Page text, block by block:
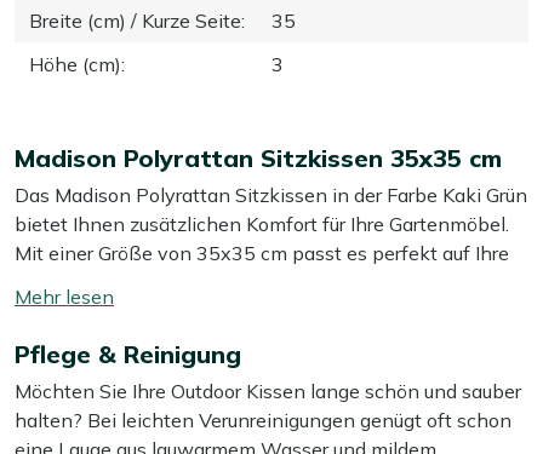
Breite (cm) / Kurze Seite:
35
Höhe (cm): 3
Madison Polyrattan Sitzkissen 35x35 cm
Das Madison Polyrattan Sitzkissen in der Farbe Kaki Grün
bietet Ihnen zusätzlichen Komfort für Ihre Gartenmöbel.
Mit einer Größe von 35x35 cm passt es perfekt auf Ihre
Sitzerlebnis. Der Bezug ist abnehmbar, was die Reinigung
besonders einfach macht. Dieses Sitzkissen ist eine
praktische Ergänzung für Ihre Gartenmöbel und verleiht
Ihrem Außenbereich eine gemütliche Atmosphäre. Dank
der kompakten Größe lässt es sich leicht verstauen,
umschalten
Pflege & Reinigung
Möchten Sie Ihre Outdoor Kissen lange schön und sauber
halten? Bei leichten Verunreinigungen genügt oft schon
eine Lauge aus lauwarmem Wasser und mildem